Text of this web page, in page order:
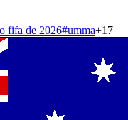
fifa de 2026#umma+17